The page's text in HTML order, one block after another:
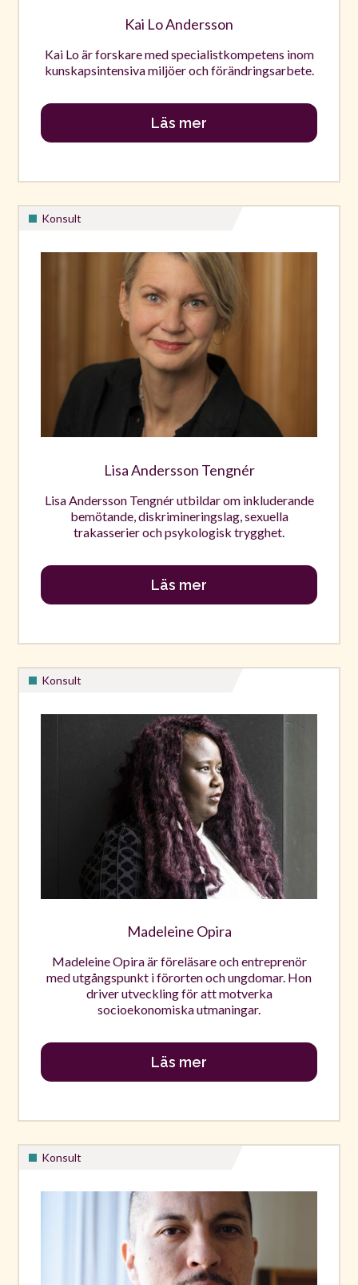
Kai Lo Andersson
Kai Lo är forskare med specialistkompetens inom
kunskapsintensiva miljöer och förändringsarbete.
Läs mer
Konsult
Lisa Andersson Tengnér
Lisa Andersson Tengnér utbildar om inkluderande
bemötande, diskrimineringslag, sexuella
trakasserier och psykologisk trygghet.
Läs mer
Konsult
Madeleine Opira
Madeleine Opira är föreläsare och entreprenör
med utgångspunkt i förorten och ungdomar. Hon
driver utveckling för att motverka
socioekonomiska utmaningar.
Läs mer
Konsult